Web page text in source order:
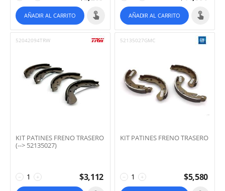
AÑADIR AL CARRITO AÑADIR AL CARRITO
52042094TRW
KIT PATINES FRENO TRASERO
(--> 52135027)
+
− $3,112
52135027GMC
KIT PATINES FRENO TRASERO
+
− $5,580